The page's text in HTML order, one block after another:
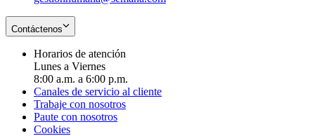
Contáctenos
Horarios de atención
Lunes a Viernes
8:00 a.m. a 6:00 p.m.
Canales de servicio al cliente
Trabaje con nosotros
Paute con nosotros
Cookies